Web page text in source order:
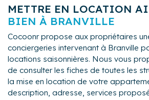
METTRE EN LOCATION
BIEN À BRANVILLE
Cocoonr propose aux propriétaires
conciergeries intervenant à Branville
locations saisonnières. Nous vous
de consulter les fiches de toutes les
la mise en location de votre
description, adresse, services